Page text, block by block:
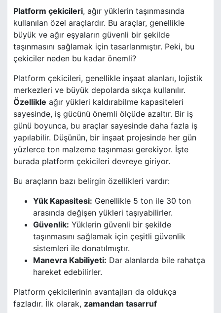
Platform çekicileri, ağır yüklerin taşınmasında
kullanılan özel araçlardır. Bu araçlar, genellikle
büyük ve ağır eşyaların güvenli bir şekilde
taşınmasını sağlamak için tasarlanmıştır. Peki, bu
çekiciler neden bu kadar önemli?
Platform çekicileri, genellikle inşaat alanları, lojistik
merkezleri ve büyük depolarda sıkça kullanılır.
Özellikle ağır yükleri kaldırabilme kapasiteleri
sayesinde, iş gücünü önemli ölçüde azaltır. Bir iş
günü boyunca, bu araçlar sayesinde daha fazla iş
yapılabilir. Düşünün, bir inşaat projesinde her gün
yüzlerce ton malzeme taşınması gerekiyor. İşte
burada platform çekicileri devreye giriyor.
Bu araçların bazı belirgin özellikleri vardır:
Yük Kapasitesi: Genellikle 5 ton ile 30 ton
arasında değişen yükleri taşıyabilirler.
Güvenlik: Yüklerin güvenli bir şekilde
taşınmasını sağlamak için çeşitli güvenlik
sistemleri ile donatılmıştır.
Manevra Kabiliyeti: Dar alanlarda bile rahatça
hareket edebilirler.
Platform çekicilerinin avantajları da oldukça
fazladır. İlk olarak, zamandan tasarruf